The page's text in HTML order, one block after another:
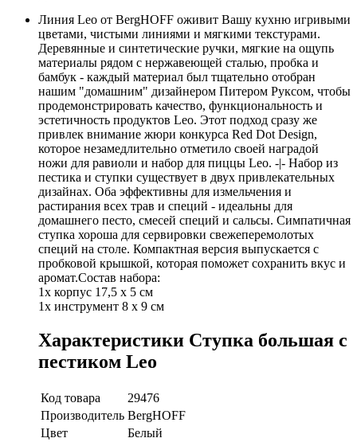
Линия Leo от BergHOFF оживит Вашу кухню игривыми
цветами, чистыми линиями и мягкими текстурами.
Деревянные и синтетические ручки, мягкие на ощупь
материалы рядом с нержавеющей сталью, пробка и
бамбук - каждый материал был тщательно отобран
нашим "домашним" дизайнером Питером Руксом, чтобы
продемонстрировать качество, функциональность и
эстетичность продуктов Leo. Этот подход сразу же
привлек внимание жюри конкурса Red Dot Design,
которое незамедлительно отметило своей наградой
ножи для равиоли и набор для пиццы Leo. -|- Набор из
пестика и ступки существует в двух привлекательных
дизайнах. Оба эффективны для измельчения и
растирания всех трав и специй - идеальны для
домашнего песто, смесей специй и сальсы. Симпатичная
ступка хороша для сервировки свежеперемолотых
специй на столе. Компактная версия выпускается с
пробковой крышкой, которая поможет сохранить вкус и
аромат.Состав набора:
1x корпус 17,5 x 5 см
1x инструмент 8 x 9 см
Характеристики Ступка большая с
пестиком Leo
Код товара
29476
Производитель BergHOFF
Цвет
Белый